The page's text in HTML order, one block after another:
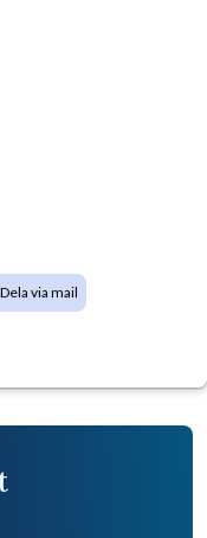
Dela via mail